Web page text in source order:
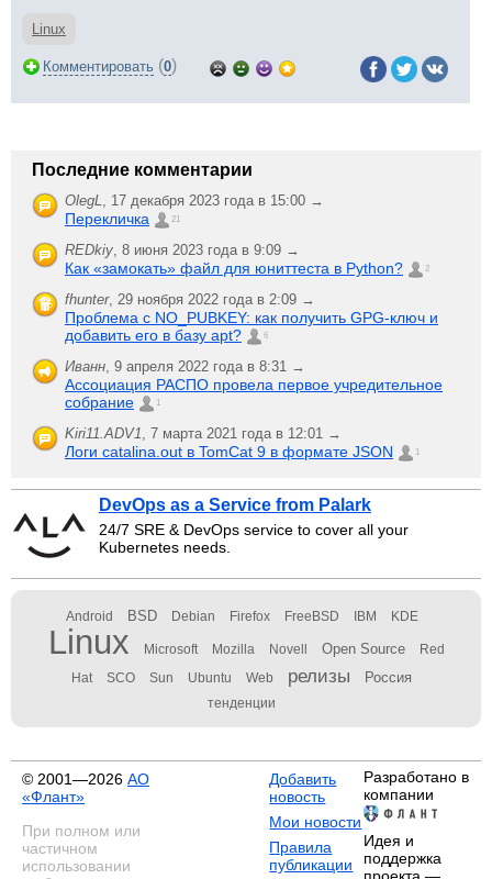
Linux
Комментировать (0)
Последние комментарии
OlegL, 17 декабря 2023 года в 15:00 →
Перекличка 21
REDkiy, 8 июня 2023 года в 9:09 →
Как «замокать» файл для юниттеста в Python? 2
fhunter, 29 ноября 2022 года в 2:09 →
Проблема с NO_PUBKEY: как получить GPG-ключ и
добавить его в базу apt?
6
Иванн, 9 апреля 2022 года в 8:31 →
Ассоциация РАСПО провела первое учредительное
собрание
1
Kiri11.ADV1, 7 марта 2021 года в 12:01 →
Логи catalina.out в TomCat 9 в формате JSON 1
DevOps as a Service from Palark
24/7 SRE & DevOps service to cover all your
Kubernetes needs.
Android BSD Debian Firefox FreeBSD IBM KDE
Linux Microsoft Mozilla Novell Open Source Red
Hat SCO Sun Ubuntu Web релизы Россия
тенденции
© 2001—2026 АО
«Флант»
При полном или
частичном
использовании
Добавить
новость
Мои новости
Правила
публикации
Разработано в
компании
Идея и
поддержка